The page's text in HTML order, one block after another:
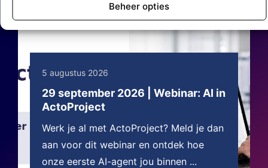
Beheer opties
5 augustus 2026
29 september 2026 | Webinar: AI in
ActoProject
Werk je al met ActoProject? Meld je dan
aan voor dit webinar en ontdek hoe
onze eerste AI-agent jou binnen ...